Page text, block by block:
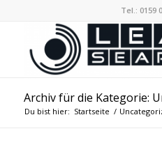
Tel.: 0159
Archiv für die Kategorie:
Du bist hier: Startseite /